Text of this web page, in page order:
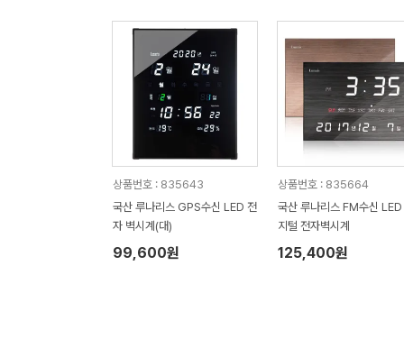
상품번호 : 835643
국산 루나리스 GPS수신 LED 전
자 벽시계(대)
99,600원
상품번호 : 835664
국산 루나리스 FM수신 LED 디
지털 전자벽시계
125,400원